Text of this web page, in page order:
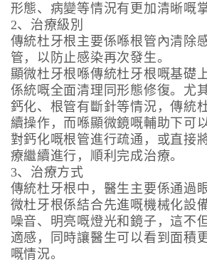
形態、病變等情況有更加清晰嘅掌
2、治療級別
傳統杜牙根主要係喺根管內清除
管，以防止感染再次發生。
顯微杜牙根喺傳統杜牙根嘅基礎
係統嘅全面清理同形態修復。尤
鈣化、根管有斷針等情況，傳統
續操作，而喺顯微鏡嘅輔助下可
對鈣化嘅根管進行疏通，或直接
療繼續進行，順利完成治療。
3、治療方式
傳統杜牙根中，醫生主要係通過
微杜牙根係結合先進嘅機械化設
噪音、明亮嘅燈光和鏡子，這不
適感，同時讓醫生可以看到面積
嘅情況。